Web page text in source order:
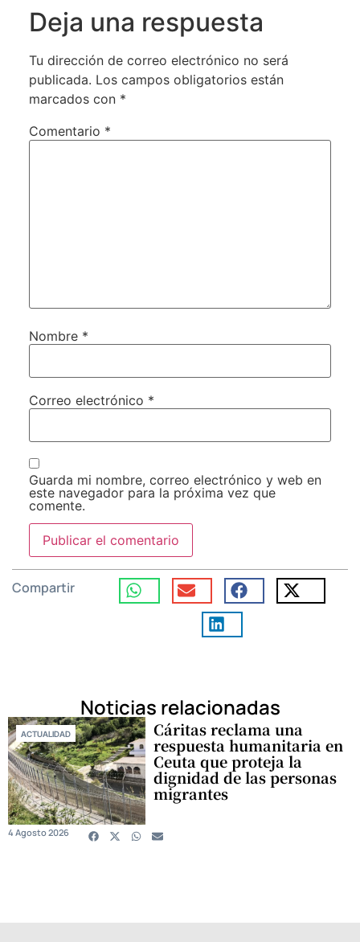
Deja una respuesta
Tu dirección de correo electrónico no será
publicada. Los campos obligatorios están
marcados con *
Comentario *
Nombre *
Correo electrónico *
Guarda mi nombre, correo electrónico y web en
este navegador para la próxima vez que
comente.
Compartir
Noticias relacionadas
ACTUALIDAD Cáritas reclama una
respuesta humanitaria en
Ceuta que proteja la
dignidad de las personas
migrantes
4 Agosto 2026